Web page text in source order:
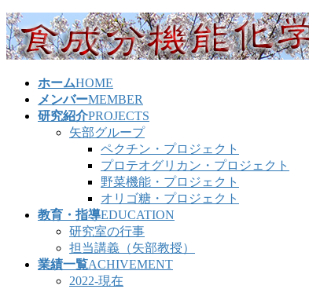
コ
ン
テ
ナ
ビ
ゲ
ホームHOME
メンバーMEMBER
研究紹介PROJECTS
矢部グループ
ペクチン・プロジェクト
プロテオグリカン・プロジェクト
野菜機能・プロジェクト
オリゴ糖・プロジェクト
教育・指導EDUCATION
研究室の行事
担当講義（矢部教授）
業績一覧ACHIVEMENT
2022-現在